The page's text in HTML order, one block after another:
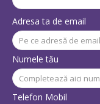
Adresa ta de email
Numele tău
Telefon Mobil